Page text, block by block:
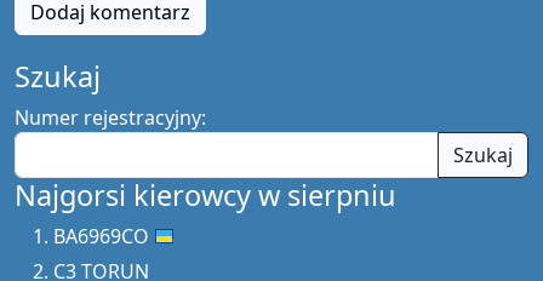
Dodaj komentarz
Szukaj
Numer rejestracyjny:
Szukaj
Najgorsi kierowcy w sierpniu
BA6969CO
C3 TORUN